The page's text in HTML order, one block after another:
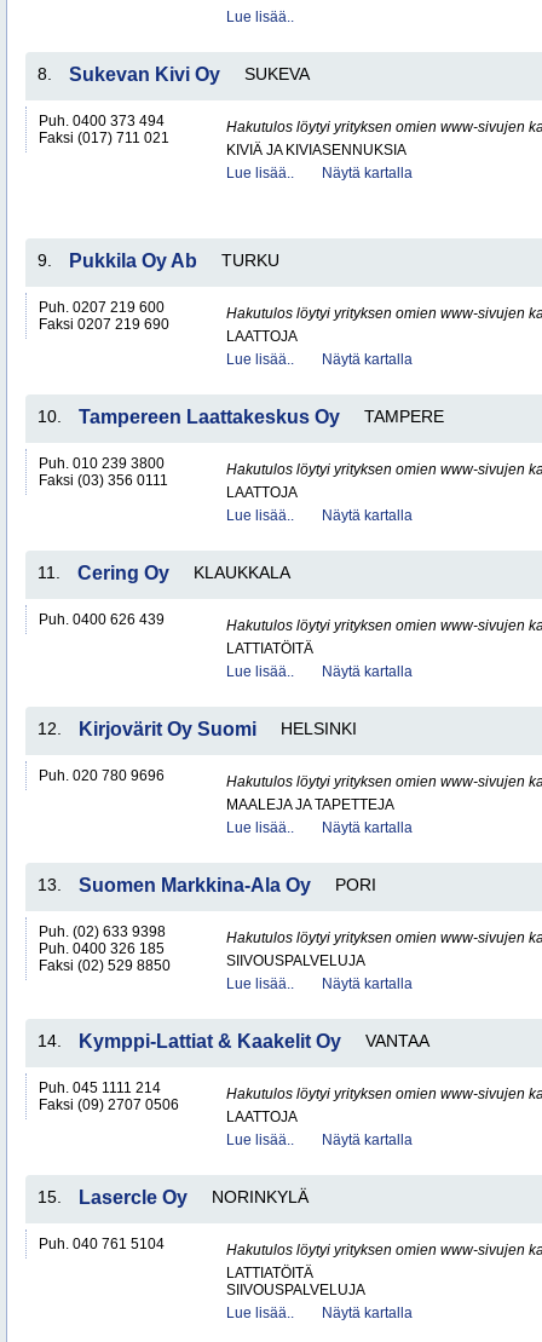
Lue lisää..
8. Sukevan Kivi Oy SUKEVA
Puh. 0400 373 494
Faksi (017) 711 021
Hakutulos löytyi yrityksen omien www-sivujen
KIVIÄ JA KIVIASENNUKSIA
Lue lisää..
Näytä kartalla
9. Pukkila Oy Ab TURKU
Puh. 0207 219 600
Faksi 0207 219 690
Hakutulos löytyi yrityksen omien www-sivujen
LAATTOJA
Lue lisää..
Näytä kartalla
10. Tampereen Laattakeskus Oy TAMPERE
Puh. 010 239 3800
Faksi (03) 356 0111
Hakutulos löytyi yrityksen omien www-sivujen
LAATTOJA
Lue lisää..
Näytä kartalla
11. Cering Oy KLAUKKALA
Puh. 0400 626 439
Hakutulos löytyi yrityksen omien www-sivujen
LATTIATÖITÄ
Lue lisää..
Näytä kartalla
12. Kirjovärit Oy Suomi HELSINKI
Puh. 020 780 9696
Hakutulos löytyi yrityksen omien www-sivujen
MAALEJA JA TAPETTEJA
Lue lisää..
Näytä kartalla
13. Suomen Markkina-Ala Oy PORI
Puh. (02) 633 9398
Puh. 0400 326 185
Faksi (02) 529 8850
Hakutulos löytyi yrityksen omien www-sivujen
SIIVOUSPALVELUJA
Lue lisää..
Näytä kartalla
14. Kymppi-Lattiat & Kaakelit Oy VANTAA
Puh. 045 1111 214
Faksi (09) 2707 0506
Hakutulos löytyi yrityksen omien www-sivujen
LAATTOJA
Lue lisää..
Näytä kartalla
15. Lasercle Oy NORINKYLÄ
Puh. 040 761 5104
Hakutulos löytyi yrityksen omien www-sivujen
LATTIATÖITÄ
SIIVOUSPALVELUJA
Lue lisää..
Näytä kartalla